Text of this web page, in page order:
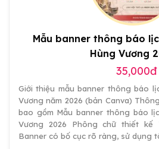
Mẫu banner thông báo
Hùng Vương
35,000đ
Giới thiệu mẫu banner thông báo
Vương năm 2026 (bản Canva)
bao gồm Mẫu banner thông báo
Vương 2026 Phông chữ thiết kế
Banner có bố cục rõ ràng, sử dụng